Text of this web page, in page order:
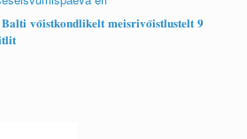
𝐯𝐨̃𝐢𝐬𝐭𝐤𝐨𝐧𝐝𝐥𝐢𝐤𝐞𝐥𝐭 𝐦𝐞𝐢𝐬𝐫𝐢𝐯𝐨̃𝐢𝐬𝐭𝐥𝐮𝐬𝐭𝐞𝐥𝐭 𝟗